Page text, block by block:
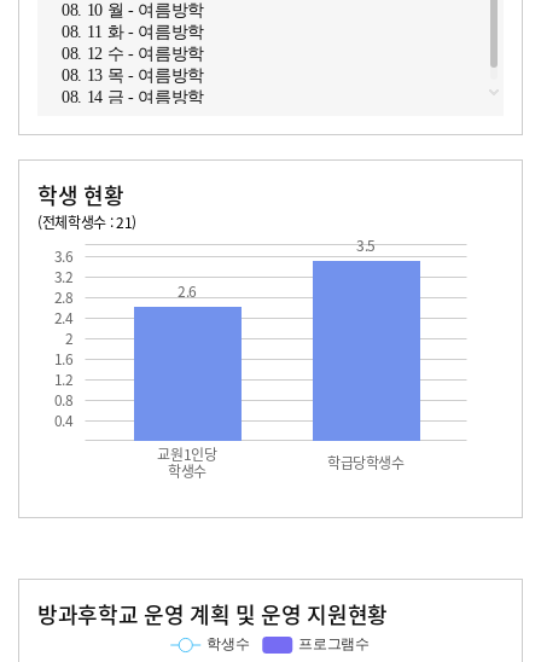
08. 10 월 - 여름방학
08. 11 화 - 여름방학
08. 12 수 - 여름방학
08. 13 목 - 여름방학
08. 14 금 - 여름방학
학생 현황
(전체학생수 : 21)
0.4
0.8
1.2
1.6
2
2.4
2.8
3.2
3.6
교원1인당
학생수 학급당학생수
2.6
3.5
방과후학교 운영 계획 및 운영 지원현황